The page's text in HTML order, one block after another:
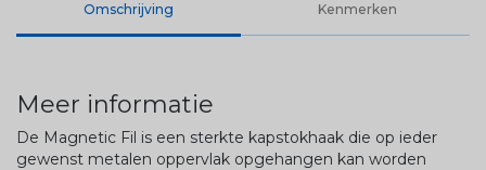
Omschrijving Kenmerken
Meer informatie
De Magnetic Fil is een sterkte kapstokhaak die op ieder
gewenst metalen oppervlak opgehangen kan worden